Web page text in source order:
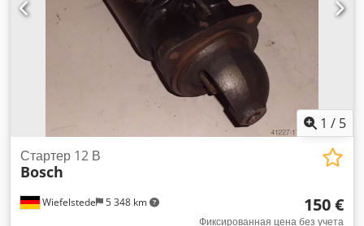
1 / 5
Wiefelstede 5 348 km
Стартер 12 В
Bosch
150 €
Фиксированная цена без учета